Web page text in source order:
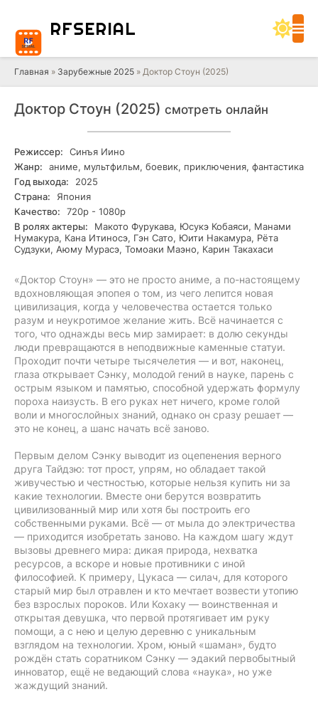
RFSERIAL
Главная » Зарубежные 2025 » Доктор Стоун (2025)
Доктор Стоун (2025) смотреть онлайн
Режиссер:
Синъя Иино
Жанр:
аниме, мультфильм, боевик, приключения, фантастика
Год выхода:
2025
Страна:
Япония
Качество:
720р - 1080р
В ролях актеры:
Макото Фурукава, Юсукэ Кобаяси, Манами
Нумакура, Кана Итиносэ, Гэн Сато, Юити Накамура, Рёта
Судзуки, Аюму Мурасэ, Томоаки Маэно, Карин Такахаси
«Доктор Стоун» — это не просто аниме, а по-настоящему
вдохновляющая эпопея о том, из чего лепится новая
цивилизация, когда у человечества остается только
разум и неукротимое желание жить. Всё начинается с
того, что однажды весь мир замирает: в долю секунды
люди превращаются в неподвижные каменные статуи.
Проходит почти четыре тысячелетия — и вот, наконец,
глаза открывает Сэнку, молодой гений в науке, парень с
острым языком и памятью, способной удержать формулу
пороха наизусть. В его руках нет ничего, кроме голой
воли и многослойных знаний, однако он сразу решает —
это не конец, а шанс начать всё заново.
Первым делом Сэнку выводит из оцепенения верного
друга Тайдзю: тот прост, упрям, но обладает такой
живучестью и честностью, которые нельзя купить ни за
какие технологии. Вместе они берутся возвратить
цивилизованный мир или хотя бы построить его
собственными руками. Всё — от мыла до электричества
— приходится изобретать заново. На каждом шагу ждут
вызовы древнего мира: дикая природа, нехватка
ресурсов, а вскоре и новые противники с иной
философией. К примеру, Цукаса — силач, для которого
старый мир был отравлен и кто мечтает возвести утопию
без взрослых пороков. Или Кохаку — воинственная и
открытая девушка, что первой протягивает им руку
помощи, а с нею и целую деревню с уникальным
взглядом на технологии. Хром, юный «шаман», будто
рождён стать соратником Сэнку — эдакий первобытный
инноватор, ещё не ведающий слова «наука», но уже
жаждущий знаний.